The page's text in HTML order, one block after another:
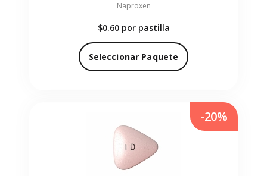
Naproxen
$0.60 por pastilla
Seleccionar Paquete
-20%